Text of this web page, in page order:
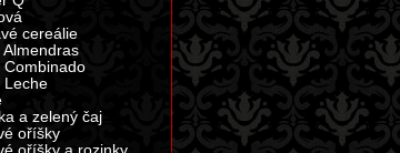
cereálie
Almendras
Combinado
Leche
a zelený čaj
oříšky